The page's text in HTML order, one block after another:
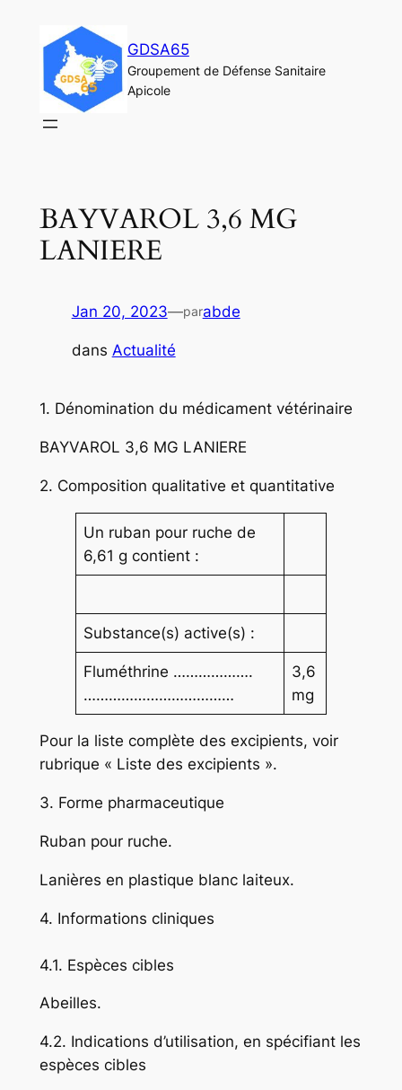
contenu
GDSA65
Groupement de Défense Sanitaire
Apicole
BAYVAROL 3,6 MG
LANIERE
Jan 20, 2023—parabde
dans Actualité
1. Dénomination du médicament vétérinaire
BAYVAROL 3,6 MG LANIERE
2. Composition qualitative et quantitative
Un ruban pour ruche de
6,61 g contient :
Substance(s) active(s) :
Fluméthrine ……………….
………………………………
3,6
mg
Pour la liste complète des excipients, voir
rubrique « Liste des excipients ».
3. Forme pharmaceutique
Ruban pour ruche.
Lanières en plastique blanc laiteux.
4. Informations cliniques
4.1. Espèces cibles
Abeilles.
4.2. Indications d’utilisation, en spécifiant les
espèces cibles